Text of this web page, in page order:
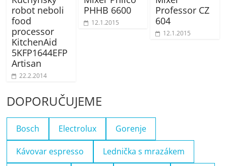
robot neboli
food
processor
KitchenAid
5KFP1644EFP
Artisan
22.2.2014
PHHB 6600
12.1.2015
Professor CZ
604
12.1.2015
DOPORUČUJEME
Bosch Electrolux Gorenje
Kávovar espresso Lednička s mrazákem